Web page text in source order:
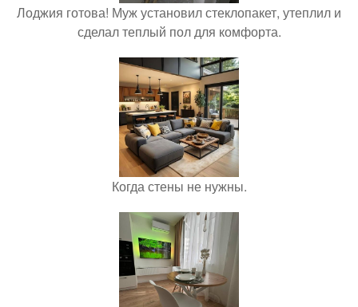
Лоджия готова! Муж установил стеклопакет, утеплил и
сделал теплый пол для комфорта.
Когда стены не нужны.